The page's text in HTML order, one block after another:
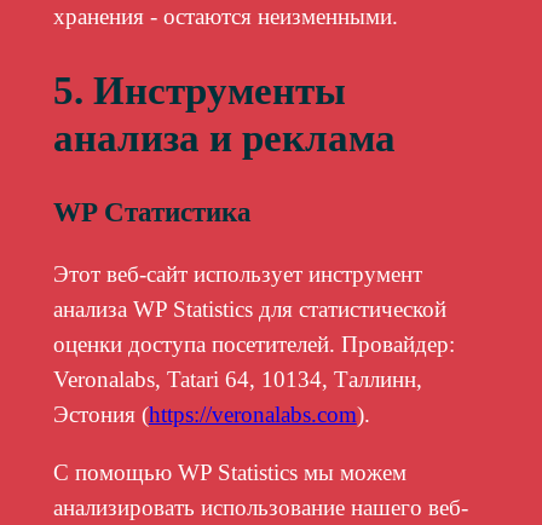
хранения - остаются неизменными.
5. Инструменты
анализа и реклама
WP Статистика
Этот веб-сайт использует инструмент
анализа WP Statistics для статистической
оценки доступа посетителей. Провайдер:
Veronalabs, Tatari 64, 10134, Таллинн,
Эстония (https://veronalabs.com).
С помощью WP Statistics мы можем
анализировать использование нашего веб-